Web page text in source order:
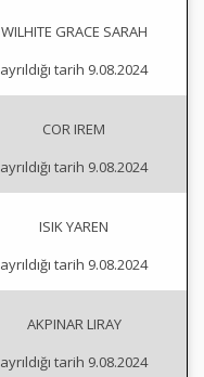
WILHITE GRACE SARAH
ayrıldığı tarih 9.08.2024
COR IREM
ayrıldığı tarih 9.08.2024
ISIK YAREN
ayrıldığı tarih 9.08.2024
AKPINAR LIRAY
ayrıldığı tarih 9.08.2024